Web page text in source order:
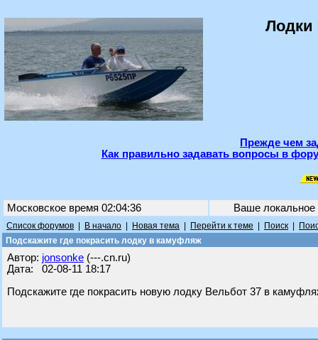
Лодки
Прежде чем
Как правильно задавать вопросы в
Московское время 02:04:36 Ваше
Список форумов В начало Новая тема Перейти к теме Поиск
Подскажите где покрасить лодку в камуфляж
Автор: jonsonke (---.cn.ru)
Дата: 02-08-11 18:17
Подскажите где покрасить новую лодку Вельбот 37 в